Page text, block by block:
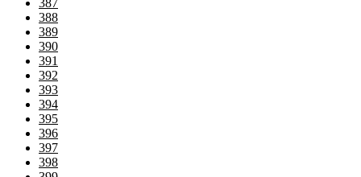
387
388
389
390
391
392
393
394
395
396
397
398